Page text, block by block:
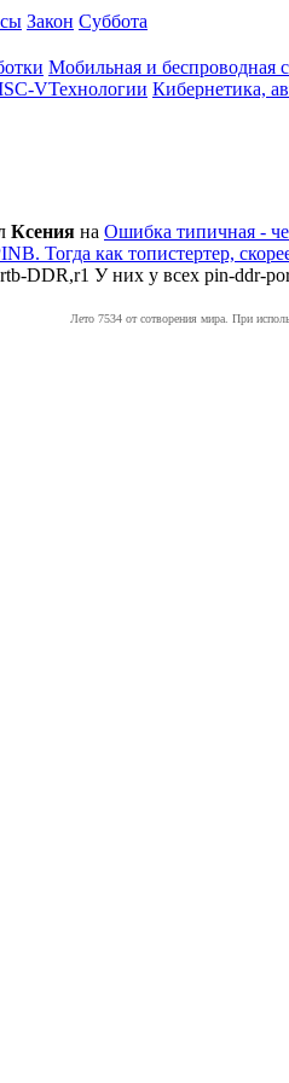
Закон Суббота
Мобильная и беспроводная
VТехнологии Кибернетика,
Ксения на Ошибка типичная -
Тогда как топистертер,
У них у всех pin-ddr-
Лето 7534 от сотворения мира. При